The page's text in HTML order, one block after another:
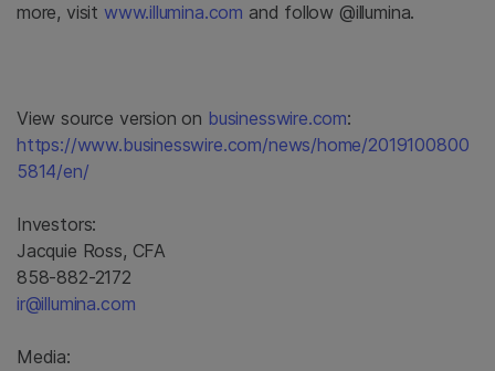
more, visit www.illumina.com and follow @illumina.
View source version on businesswire.com:
https://www.businesswire.com/news/home/2019100800
5814/en/
Investors:
Jacquie Ross, CFA
858-882-2172
ir@illumina.com
Media: